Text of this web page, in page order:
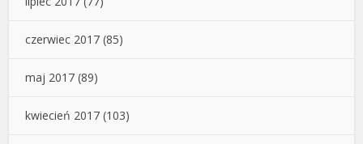
czerwiec 2017 (85)
maj 2017 (89)
kwiecień 2017 (103)